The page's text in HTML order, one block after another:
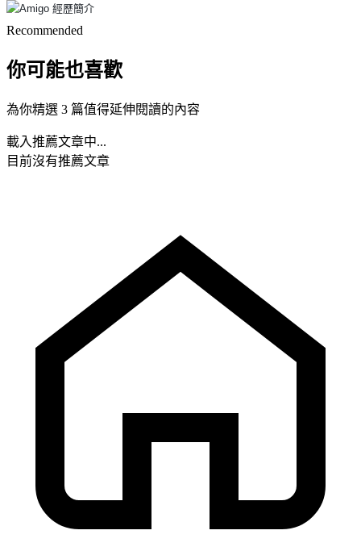
Recommended
你可能也喜歡
為你精選 3 篇值得延伸閱讀的內容
載入推薦文章中...
目前沒有推薦文章